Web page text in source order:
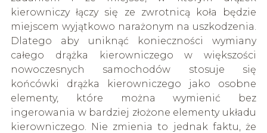
kierowniczy łączy się ze zwrotnicą koła będzie
miejscem wyjątkowo narażonym na uszkodzenia.
Dlatego aby uniknąć konieczności wymiany
całego drążka kierowniczego w większości
nowoczesnych samochodów stosuje się
końcówki drążka kierowniczego jako osobne
elementy, które można wymienić bez
ingerowania w bardziej złożone elementy układu
kierowniczego. Nie zmienia to jednak faktu, że